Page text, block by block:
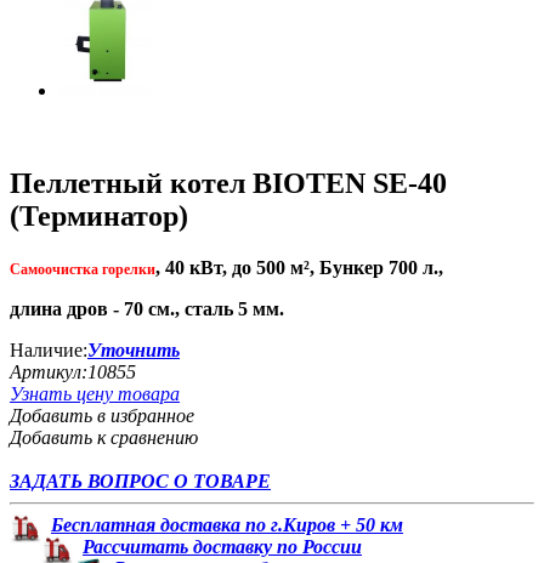
Пеллетный котел BIOTEN SE-40
(Терминатор)
Самоочистка горелки, 40 кВт, до 500 м², Бункер 700 л.,
длина дров - 70 см., сталь 5 мм.
Наличие:Уточнить
Артикул:10855
Узнать цену товара
Добавить в избранное
Добавить к сравнению
ЗАДАТЬ ВОПРОС О ТОВАРЕ
Бесплатная доставка по г.Киров + 50 км
Рассчитать доставку по России